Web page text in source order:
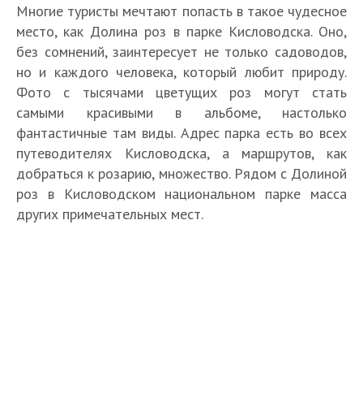
Многие туристы мечтают попасть в такое чудесное
место, как Долина роз в парке Кисловодска. Оно,
без сомнений, заинтересует не только садоводов,
но и каждого человека, который любит природу.
Фото с тысячами цветущих роз могут стать
самыми красивыми в альбоме, настолько
фантастичные там виды. Адрес парка есть во всех
путеводителях Кисловодска, а маршрутов, как
добраться к розарию, множество. Рядом с Долиной
роз в Кисловодском национальном парке масса
других примечательных мест.